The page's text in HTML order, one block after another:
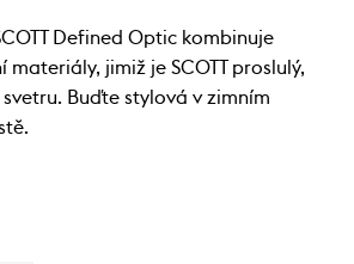
Defined Optic kombinuje
jimiž je SCOTT proslulý,
Buďte stylová v zimním